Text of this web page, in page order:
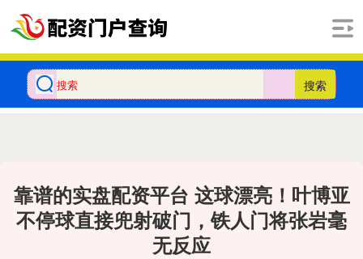
搜索
靠谱的实盘配资平台 这球漂亮！叶博亚
不停球直接兜射破门，铁人门将张岩毫
无反应